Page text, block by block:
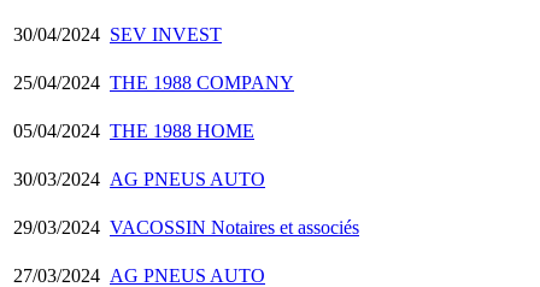
30/04/2024 SEV INVEST
25/04/2024 THE 1988 COMPANY
05/04/2024 THE 1988 HOME
30/03/2024 AG PNEUS AUTO
29/03/2024 VACOSSIN Notaires et associés
27/03/2024 AG PNEUS AUTO